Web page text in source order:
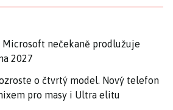
nečekaně prodlužuje
2027
o čtvrtý model. Nový telefon
pro masy i Ultra elitu